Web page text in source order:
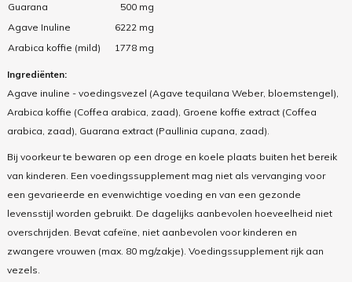
Guarana
500 mg
Agave Inuline
6222 mg
Arabica koffie (mild)
1778 mg
Ingrediënten:
Agave inuline - voedingsvezel (Agave tequilana Weber, bloemstengel),
Arabica koffie (Coffea arabica, zaad), Groene koffie extract (Coffea
arabica, zaad), Guarana extract (Paullinia cupana, zaad).
Bij voorkeur te bewaren op een droge en koele plaats buiten het bereik
van kinderen. Een voedingssupplement mag niet als vervanging voor
een gevarieerde en evenwichtige voeding en van een gezonde
levensstijl worden gebruikt. De dagelijks aanbevolen hoeveelheid niet
overschrijden. Bevat cafeïne, niet aanbevolen voor kinderen en
zwangere vrouwen (max. 80 mg/zakje). Voedingssupplement rijk aan
vezels.